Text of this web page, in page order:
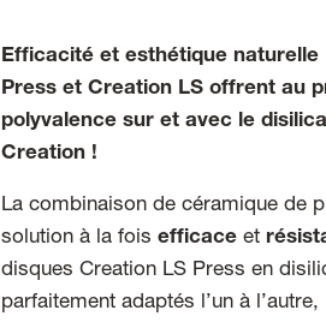
Efficacité et esthétique
Press et Creation LS offrent au
polyvalence sur et avec le
Creation !
La combinaison de céramique de
solution à la fois efficaceet
disques Creation LS Press en
parfaitement adaptés l’un à